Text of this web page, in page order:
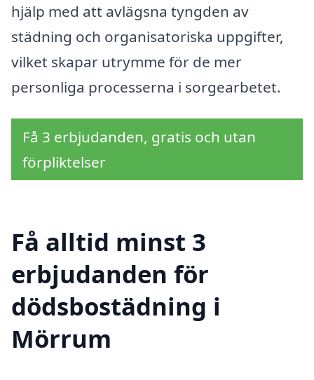
hjälp med att avlägsna tyngden av
städning och organisatoriska uppgifter,
vilket skapar utrymme för de mer
personliga processerna i sorgearbetet.
Få 3 erbjudanden, gratis och utan
förpliktelser
Få alltid minst 3
erbjudanden för
dödsbostädning i
Mörrum